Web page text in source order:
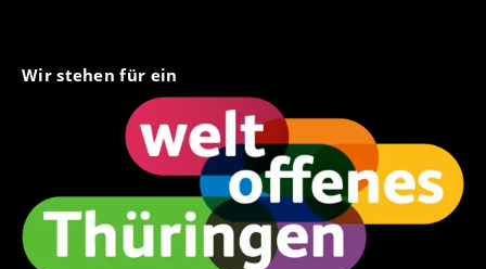
Wir stehen für ein